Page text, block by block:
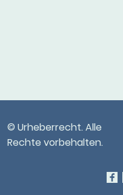
© Urheberrecht. Alle
Rechte vorbehalten.